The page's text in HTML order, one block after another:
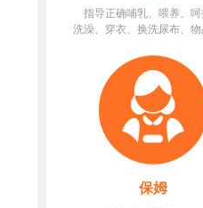
指导正确哺乳、喂养、呵
洗澡、穿衣、换洗尿布、
保姆